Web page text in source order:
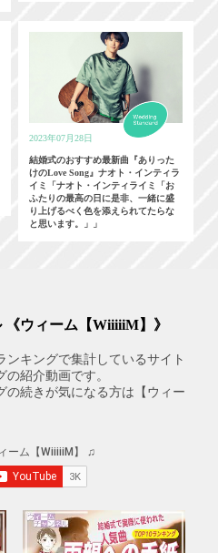
2023年07月28日
結婚式のおすすめ最新曲『ありった
けのLove Song』ナオト・インティラ
イミ「ナオト・インティライミ「お
ふたりの最高の日に是非、一緒に盛
り上げるべく色を添えられてたらな
と思います。」」
ウィーム【WiiiiiM】》
キングで集計しているサイト
の紹介動画です。
の続きが気になる方は【ウィー